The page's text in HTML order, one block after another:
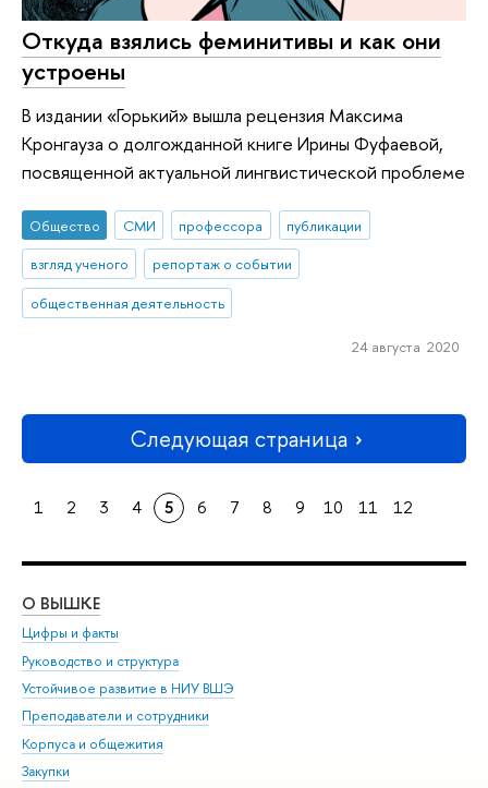
Откуда взялись феминитивы и как они
устроены
В издании «Горький» вышла рецензия Максима
Кронгауза о долгожданной книге Ирины Фуфаевой,
посвященной актуальной лингвистической проблеме
Общество СМИ профессора
публикации
взгляд ученого
репортаж о событии
общественная деятельность
24 августа 2020
Следующая страница
1 2 3 4 5 6 7 8 9 10 11 12
О ВЫШКЕ
Цифры и факты
Руководство и структура
Устойчивое развитие в НИУ ВШЭ
Преподаватели и сотрудники
Корпуса и общежития
Закупки